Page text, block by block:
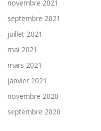
novembre 2021
septembre 2021
juillet 2021
mai 2021
mars 2021
janvier 2021
novembre 2020
septembre 2020